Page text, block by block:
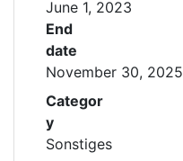
June 1, 2023
End
date
November 30, 2025
Categor
y
Sonstiges